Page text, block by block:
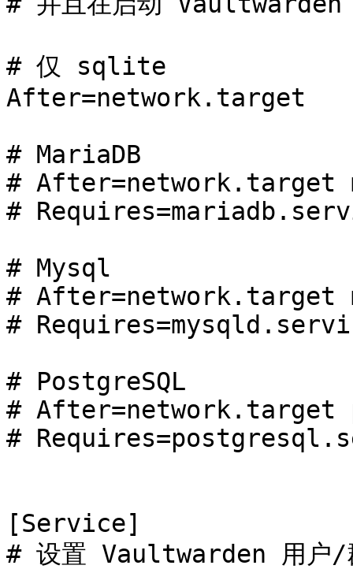
# 仅 sqlite
After=network.target
# MariaDB
# After=network.target
#
# Mysql
# After=network.target
#
# PostgreSQL
# After=network.target
#
[Service]
# 设置 Vaultwarden 用户/